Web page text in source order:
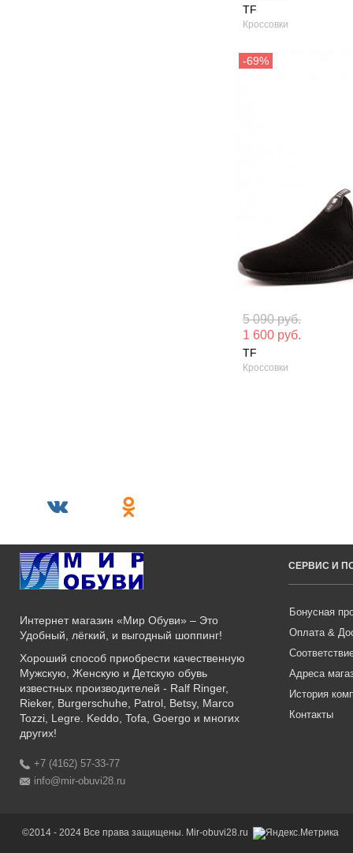
TF
Кроссовки
5 090 руб.
1 600 руб.
TF
Кроссовки
Материал
Сезон: Лето
Интернет магазин «Мир Обуви» – Это
Удобный, лёгкий, и выгодный шоппинг!
Хороший способ приобрести качественную
Мужскую, Женскую и Детскую обувь
известных производителей - Ralf Ringer,
Rieker, Burgerschuhe, Patrol, Betsy, Marco
Tozzi, Legre. Keddo, Tofa, Goergo и многих
других!
+7 (4162) 57-33-77
info@mir-obuvi28.ru
СЕРВИС И
Бонусная
Оплата &
Адреса
История
Контакты
©2014 - 2024 Все права защищены. Mir-obuvi28.ru